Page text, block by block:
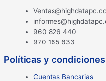
960 826 440
970 165 633
Políticas y condiciones
Cuentas Bancarias